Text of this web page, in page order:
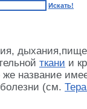
Искать!
ткани и
название
(см.